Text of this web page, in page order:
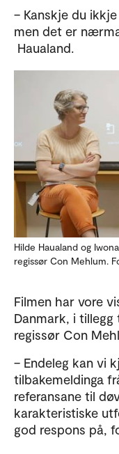
– Kanskje du
men det er
Haualand.
Hilde Haualand og
regissør Con Mehlum.
Filmen har vore
Danmark, i
regissør Con
– Endeleg kan vi
tilbakemeldinga
referansane til
karakteristiske
god respons på,